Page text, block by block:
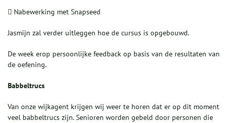
 Nabewerking met Snapseed
Jasmijn zal verder uitleggen hoe de cursus is opgebouwd.
De week erop persoonlijke feedback op basis van de resultaten van
de oefening.
Babbeltrucs
Van onze wijkagent krijgen wij weer te horen dat er op dit moment
veel babbeltrucs zijn. Senioren worden gebeld door personen die